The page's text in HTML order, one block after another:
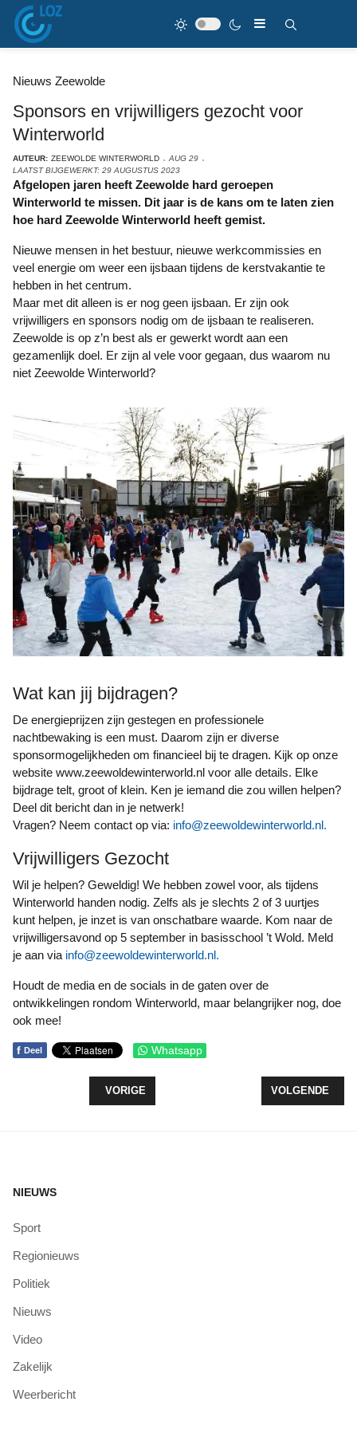
Nieuws Zeewolde
Sponsors en vrijwilligers gezocht voor
Winterworld
AUTEUR: ZEEWOLDE WINTERWORLD
AUG 29
LAATST BIJGEWERKT: 29 AUGUSTUS 2023
Afgelopen jaren heeft Zeewolde hard geroepen
Winterworld te missen. Dit jaar is de kans om te laten zien
hoe hard Zeewolde Winterworld heeft gemist.
Nieuwe mensen in het bestuur, nieuwe werkcommissies en
veel energie om weer een ijsbaan tijdens de kerstvakantie te
hebben in het centrum.
Maar met dit alleen is er nog geen ijsbaan. Er zijn ook
vrijwilligers en sponsors nodig om de ijsbaan te realiseren.
Zeewolde is op z’n best als er gewerkt wordt aan een
gezamenlijk doel. Er zijn al vele voor gegaan, dus waarom nu
niet Zeewolde Winterworld?
Wat kan jij bijdragen?
De energieprijzen zijn gestegen en professionele
nachtbewaking is een must. Daarom zijn er diverse
sponsormogelijkheden om financieel bij te dragen. Kijk op onze
website www.zeewoldewinterworld.nl voor alle details. Elke
bijdrage telt, groot of klein. Ken je iemand die zou willen helpen?
Deel dit bericht dan in je netwerk!
Vragen? Neem contact op via: info@zeewoldewinterworld.nl.
Vrijwilligers Gezocht
Wil je helpen? Geweldig! We hebben zowel voor, als tijdens
Winterworld handen nodig. Zelfs als je slechts 2 of 3 uurtjes
kunt helpen, je inzet is van onschatbare waarde. Kom naar de
vrijwilligersavond op 5 september in basisschool ’t Wold. Meld
je aan via info@zeewoldewinterworld.nl.
Houdt de media en de socials in de gaten over de
ontwikkelingen rondom Winterworld, maar belangrijker nog, doe
ook mee!
f Deel Whatsapp
VORIG ARTIKEL: TRAINING EHBO IN
VORIGE VOLGENDE
VOLGENDE
NIEUWS
Sport
Regionieuws
Politiek
Nieuws
Video
Zakelijk
Weerbericht